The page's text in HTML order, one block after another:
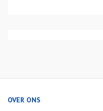
OVER ONS